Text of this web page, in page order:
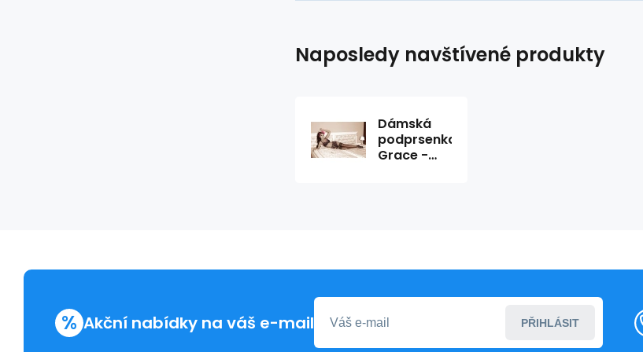
Naposledy navštívené produkty
Dámská
podprsenka
Grace -
% Akční nabídky na váš e-mail PŘIHLÁSIT